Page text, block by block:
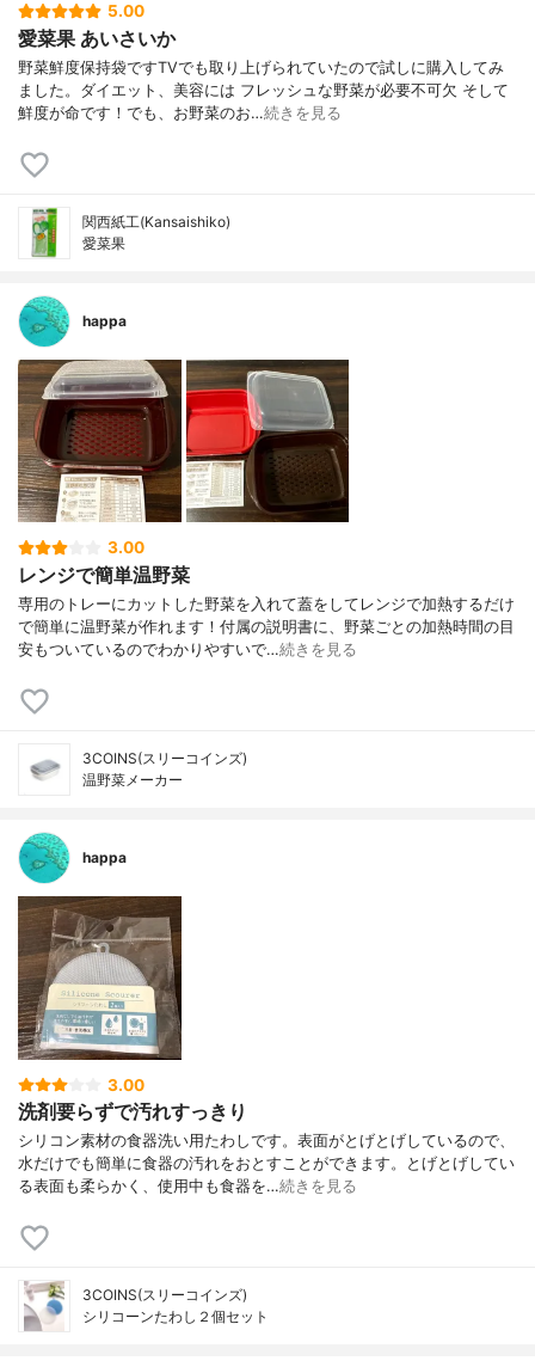
5.00
愛菜果 あいさいか
野菜鮮度保持袋ですTVでも取り上げられていたので試しに購入してみ
ました。ダイエット、美容には フレッシュな野菜が必要不可欠 そして
鮮度が命です！でも、お野菜のお…続きを見る
関西紙工(Kansaishiko)
愛菜果
happa
3.00
レンジで簡単温野菜
専用のトレーにカットした野菜を入れて蓋をしてレンジで加熱するだけ
で簡単に温野菜が作れます！付属の説明書に、野菜ごとの加熱時間の目
安もついているのでわかりやすいで…続きを見る
3COINS(スリーコインズ)
温野菜メーカー
happa
3.00
洗剤要らずで汚れすっきり
シリコン素材の食器洗い用たわしです。表面がとげとげしているので、
水だけでも簡単に食器の汚れをおとすことができます。とげとげしてい
る表面も柔らかく、使用中も食器を…続きを見る
3COINS(スリーコインズ)
シリコーンたわし２個セット